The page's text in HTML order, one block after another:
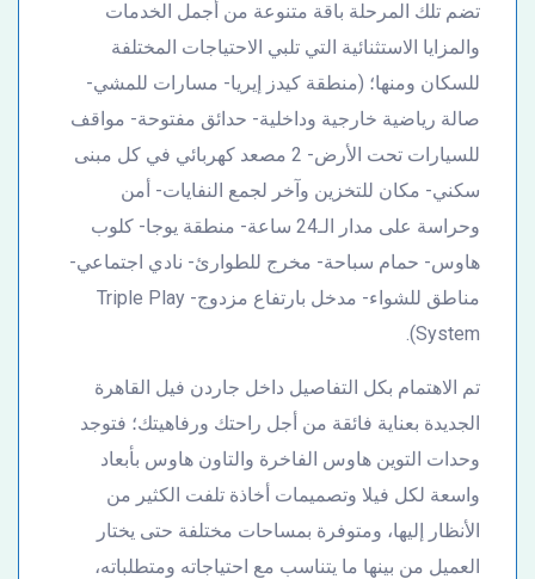
تضم تلك المرحلة باقة متنوعة من أجمل الخدمات
والمزايا الاستثنائية التي تلبي الاحتياجات المختلفة
للسكان ومنها؛ (منطقة كيدز إيريا- مسارات للمشي-
صالة رياضية خارجية وداخلية- حدائق مفتوحة- مواقف
للسيارات تحت الأرض- 2 مصعد كهربائي في كل مبنى
سكني- مكان للتخزين وآخر لجمع النفايات- أمن
وحراسة على مدار الـ24 ساعة- منطقة يوجا- كلوب
هاوس- حمام سباحة- مخرج للطوارئ- نادي اجتماعي-
مناطق للشواء- مدخل بارتفاع مزدوج- Triple Play
System).
تم الاهتمام بكل التفاصيل داخل جاردن فيل القاهرة
الجديدة بعناية فائقة من أجل راحتك ورفاهيتك؛ فتوجد
وحدات التوين هاوس الفاخرة والتاون هاوس بأبعاد
واسعة لكل فيلا وتصميمات أخاذة تلفت الكثير من
الأنظار إليها، ومتوفرة بمساحات مختلفة حتى يختار
العميل من بينها ما يتناسب مع احتياجاته ومتطلباته،